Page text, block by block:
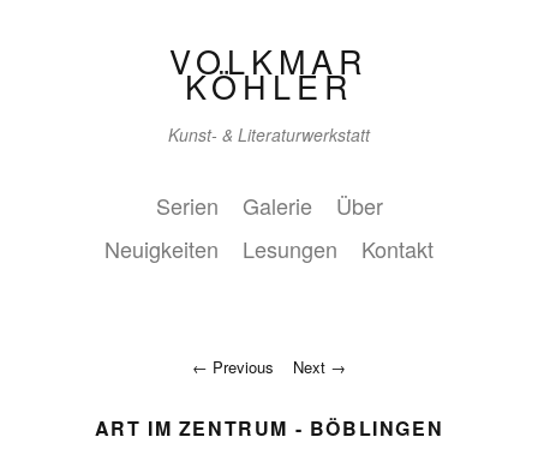
VOLKMAR
KÖHLER
Kunst- & Literaturwerkstatt
Serien Galerie
Über
Neuigkeiten
Lesungen Kontakt
Previous Next
ART IM ZENTRUM - BÖBLINGEN